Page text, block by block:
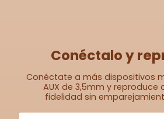
Conéctalo y
Conéctate a más dispositivos
AUX de 3,5mm y reproduce
fidelidad sin